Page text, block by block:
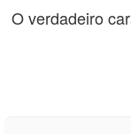
O verdadeiro